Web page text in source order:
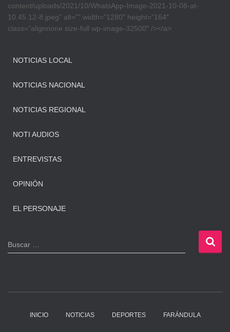
content/uploads/2021/10/WhatsApp-Image-2021-10-08-at-
10.45.12-8.jpeg” alt=”” width=”1280″ height=”164″
class=”alignnone size-full wp-image-32500″ /></a>
NOTICIAS LOCAL
NOTICIAS NACIONAL
NOTICIAS REGIONAL
NOTI AUDIOS
ENTREVISTAS
OPINIÓN
EL PERSONAJE
B
u
Buscar …
INICIO NOTICIAS DEPORTES FARÁNDULA